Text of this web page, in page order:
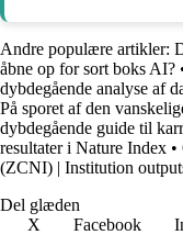
Andre populære artikler:
åbne op for sort boks AI?
dybdegående analyse af
På sporet af den
dybdegående guide til
resultater i Nature Index •
(ZCNI) | Institution
Del glæden
X
Facebook